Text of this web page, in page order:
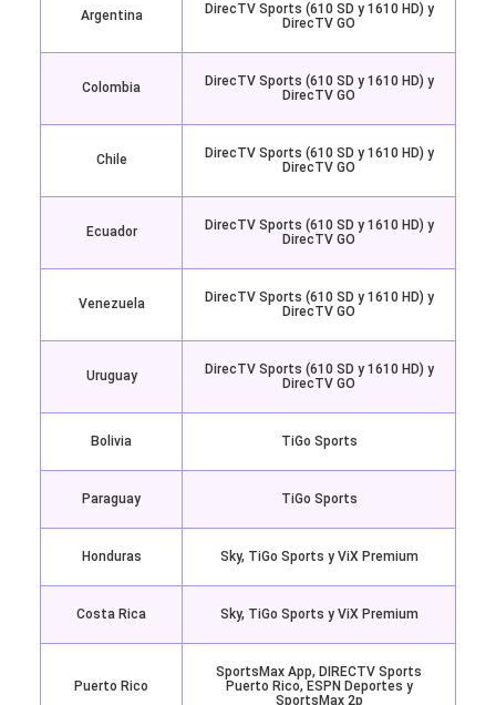
Argentina
DirecTV Sports (610 SD y 1610 HD) y
DirecTV GO
Colombia
DirecTV Sports (610 SD y 1610 HD) y
DirecTV GO
Chile
DirecTV Sports (610 SD y 1610 HD) y
DirecTV GO
Ecuador
DirecTV Sports (610 SD y 1610 HD) y
DirecTV GO
Venezuela
DirecTV Sports (610 SD y 1610 HD) y
DirecTV GO
Uruguay
DirecTV Sports (610 SD y 1610 HD) y
DirecTV GO
Bolivia TiGo Sports
Paraguay TiGo Sports
Honduras Sky, TiGo Sports y ViX Premium
Costa Rica Sky, TiGo Sports y ViX Premium
Puerto Rico
SportsMax App, DIRECTV Sports
Puerto Rico, ESPN Deportes y
SportsMax 2p